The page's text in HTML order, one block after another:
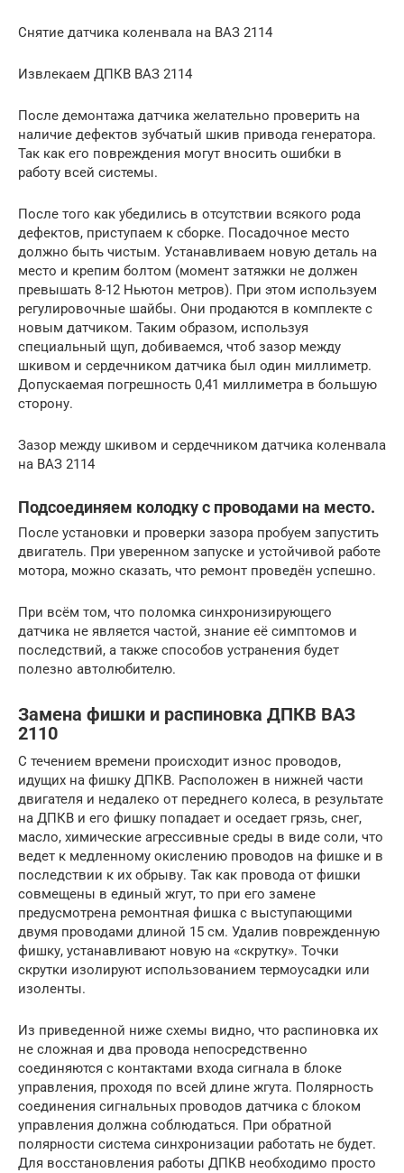
Снятие датчика коленвала на ВАЗ 2114
Извлекаем ДПКВ ВАЗ 2114
После демонтажа датчика желательно проверить на
наличие дефектов зубчатый шкив привода генератора.
Так как его повреждения могут вносить ошибки в
работу всей системы.
После того как убедились в отсутствии всякого рода
дефектов, приступаем к сборке. Посадочное место
должно быть чистым. Устанавливаем новую деталь на
место и крепим болтом (момент затяжки не должен
превышать 8-12 Ньютон метров). При этом используем
регулировочные шайбы. Они продаются в комплекте с
новым датчиком. Таким образом, используя
специальный щуп, добиваемся, чтоб зазор между
шкивом и сердечником датчика был один миллиметр.
Допускаемая погрешность 0,41 миллиметра в большую
сторону.
Зазор между шкивом и сердечником датчика коленвала
на ВАЗ 2114
Подсоединяем колодку с проводами на место.
После установки и проверки зазора пробуем запустить
двигатель. При уверенном запуске и устойчивой работе
мотора, можно сказать, что ремонт проведён успешно.
При всём том, что поломка синхронизирующего
датчика не является частой, знание её симптомов и
последствий, а также способов устранения будет
полезно автолюбителю.
Замена фишки и распиновка ДПКВ ВАЗ
2110
С течением времени происходит износ проводов,
идущих на фишку ДПКВ. Расположен в нижней части
двигателя и недалеко от переднего колеса, в результате
на ДПКВ и его фишку попадает и оседает грязь, снег,
масло, химические агрессивные среды в виде соли, что
ведет к медленному окислению проводов на фишке и в
последствии к их обрыву. Так как провода от фишки
совмещены в единый жгут, то при его замене
предусмотрена ремонтная фишка с выступающими
двумя проводами длиной 15 см. Удалив поврежденную
фишку, устанавливают новую на «скрутку». Точки
скрутки изолируют использованием термоусадки или
изоленты.
Из приведенной ниже схемы видно, что распиновка их
не сложная и два провода непосредственно
соединяются с контактами входа сигнала в блоке
управления, проходя по всей длине жгута. Полярность
соединения сигнальных проводов датчика с блоком
управления должна соблюдаться. При обратной
полярности система синхронизации работать не будет.
Для восстановления работы ДПКВ необходимо просто